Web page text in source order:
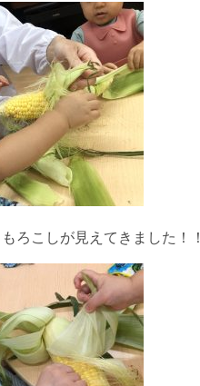
ろこしが見えてきました！！